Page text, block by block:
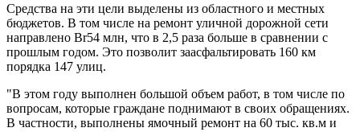
Средства на эти цели выделены из областного и местных
бюджетов. В том числе на ремонт уличной дорожной сети
направлено Br54 млн, что в 2,5 раза больше в сравнении с
прошлым годом. Это позволит заасфальтировать 160 км
порядка 147 улиц.
"В этом году выполнен большой объем работ, в том числе по
вопросам, которые граждане поднимают в своих обращениях.
В частности, выполнены ямочный ремонт на 60 тыс. кв.м и